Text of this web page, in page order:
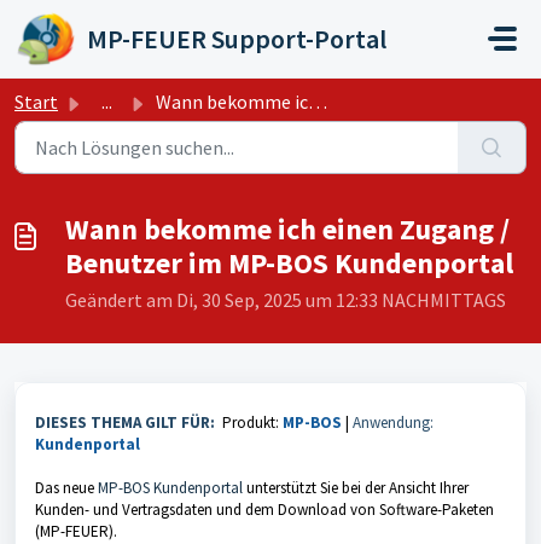
Zum hauptsächlichen Inhalt gehen
MP-FEUER Support-Portal
Start ... Wann bekomme ich einen Zugang / Benutzer im MP-BOS Kunden...
Wann bekomme ich einen Zugang /
Benutzer im MP-BOS Kundenportal
Geändert am Di, 30 Sep, 2025 um 12:33 NACHMITTAGS
DIESES THEMA GILT FÜR: Produkt: MP-BOS | Anwendung:
Kundenportal
Das neueMP-BOS Kundenportalunterstützt Sie bei der Ansicht Ihrer
Kunden- und Vertragsdaten und dem Download von Software-Paketen
(MP-FEUER).